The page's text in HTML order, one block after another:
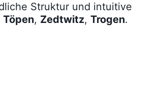
Struktur und intuitive
Töpen, Zedtwitz, Trogen.